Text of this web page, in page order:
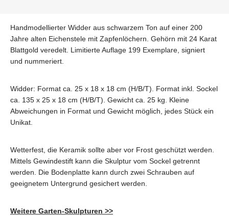
Handmodellierter Widder aus schwarzem Ton auf einer 200
Jahre alten Eichenstele mit Zapfenlöchern. Gehörn mit 24 Karat
Blattgold veredelt. Limitierte Auflage 199 Exemplare, signiert
und nummeriert.
Widder: Format ca. 25 x 18 x 18 cm (H/B/T). Format inkl. Sockel
ca. 135 x 25 x 18 cm (H/B/T). Gewicht ca. 25 kg. Kleine
Abweichungen in Format und Gewicht möglich, jedes Stück ein
Unikat.
Wetterfest, die Keramik sollte aber vor Frost geschützt werden.
Mittels Gewindestift kann die Skulptur vom Sockel getrennt
werden. Die Bodenplatte kann durch zwei Schrauben auf
geeignetem Untergrund gesichert werden.
Weitere Garten-Skulpturen >>